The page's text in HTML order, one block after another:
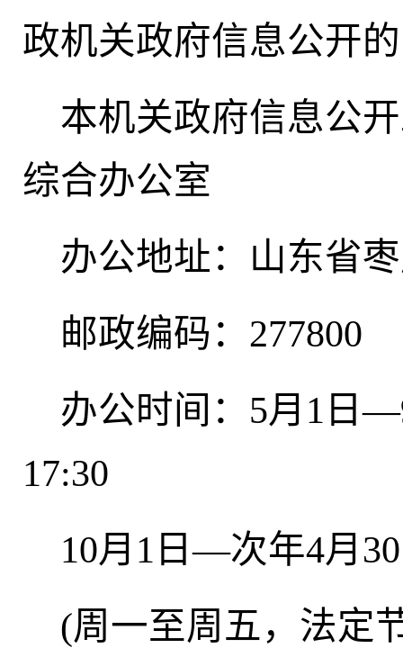
政机关政府信息公开
本机关政府信息公
综合办公室
办公地址：山东省
邮政编码：277800
办公时间： 5月1日
17:30
10月1日—次年4月
(周一至周五，法定